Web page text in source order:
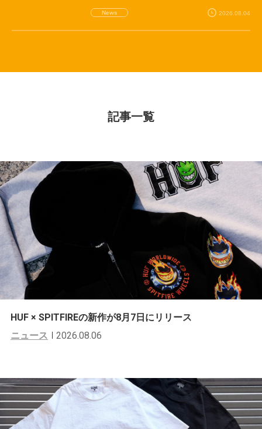
News 2026.08.04
記事一覧
HUF × SPITFIREの新作が8月7日にリリース
ニュース
2026.08.06